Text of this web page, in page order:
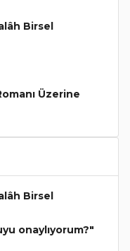
Birsel
Üzerine
Birsel
onaylıyorum?"